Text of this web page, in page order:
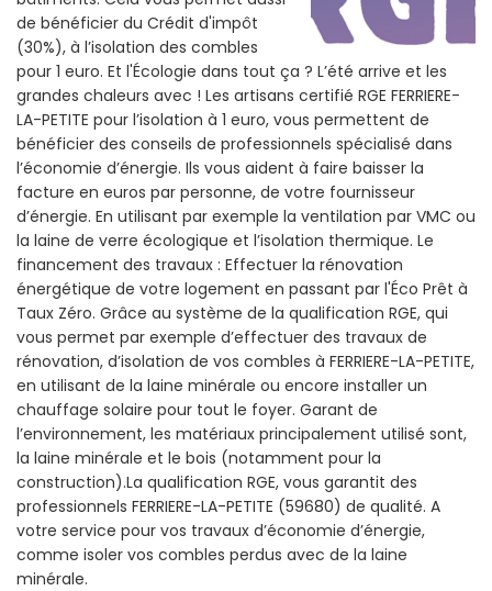
de bénéficier du Crédit d'impôt
(30%), à l’isolation des combles
pour 1 euro. Et l'Écologie dans tout ça ? L’été arrive et les
grandes chaleurs avec ! Les artisans certifié RGE FERRIERE-
LA-PETITE pour l’isolation à 1 euro, vous permettent de
bénéficier des conseils de professionnels spécialisé dans
l’économie d’énergie. Ils vous aident à faire baisser la
facture en euros par personne, de votre fournisseur
d’énergie. En utilisant par exemple la ventilation par VMC ou
la laine de verre écologique et l’isolation thermique. Le
financement des travaux : Effectuer la rénovation
énergétique de votre logement en passant par l'Éco Prêt à
Taux Zéro. Grâce au système de la qualification RGE, qui
vous permet par exemple d’effectuer des travaux de
rénovation, d’isolation de vos combles à FERRIERE-LA-PETITE,
en utilisant de la laine minérale ou encore installer un
chauffage solaire pour tout le foyer. Garant de
l’environnement, les matériaux principalement utilisé sont,
la laine minérale et le bois (notamment pour la
construction).La qualification RGE, vous garantit des
professionnels FERRIERE-LA-PETITE (59680) de qualité. A
votre service pour vos travaux d’économie d’énergie,
comme isoler vos combles perdus avec de la laine
minérale.